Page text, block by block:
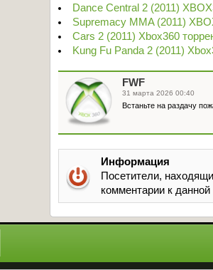
Dance Central 2 (2011)
Supremacy MMA (2011)
Cars 2 (2011) Xbox360
Kung Fu Panda 2 (2011)
FWF
31 марта 2026 00:40
Встаньте на раздачу
Информация
Посетители,
комментарии к